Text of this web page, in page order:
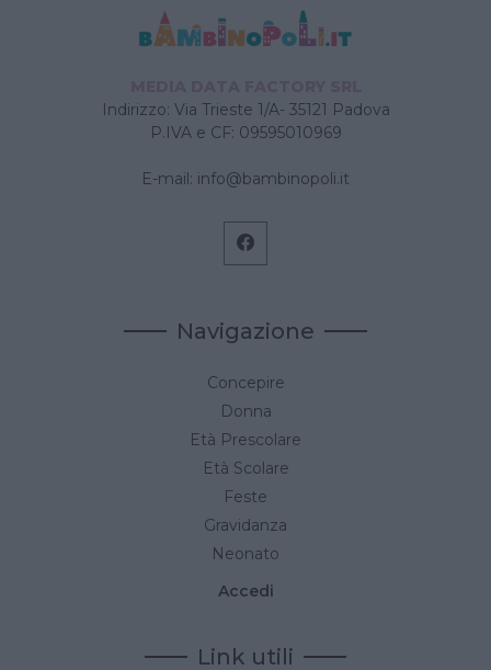
Indirizzo: Via Trieste 1/A- 35121 Padova
P.IVA e CF: 09595010969
E-mail: info@bambinopoli.it
Navigazione
Concepire
Donna
Età Prescolare
Età Scolare
Feste
Gravidanza
Neonato
Accedi
Link utili